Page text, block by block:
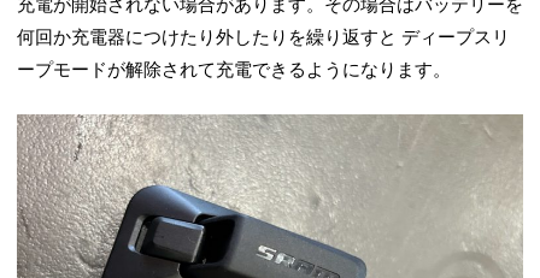
充電が開始されない場合があります。その場合はバッテリーを
何回か充電器につけたり外したりを繰り返すと ディープスリ
ープモードが解除されて充電できるようになります。